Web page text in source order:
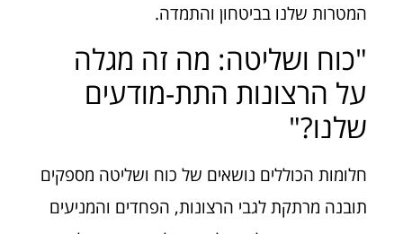
המטרות שלנו בביטחון והתמדה.
"כוח ושליטה: מה זה מגלה
על הרצונות התת-מודעים
שלנו?"
חלומות הכוללים נושאים של כוח ושליטה מספקים
תובנה מרתקת לגבי הרצונות, הפחדים והמניעים